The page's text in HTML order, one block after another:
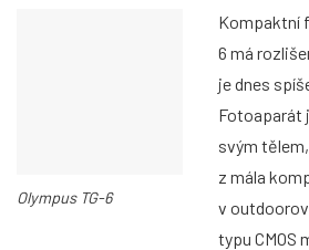
Olympus TG-6
Kompaktní
6 má
je dnes
Fotoaparát
svým
z mála
v
typu CMOS